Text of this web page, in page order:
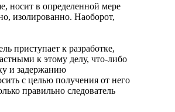
носит в определенной мере
изолированно. Наоборот,
приступает к разработке,
к этому делу, что-либо
и задержанию
с целью получения от него
правильно следователь